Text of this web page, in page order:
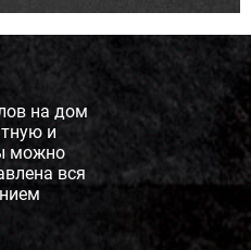
на дом
и
можно
вся